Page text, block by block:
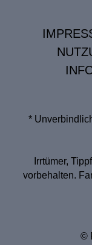
*
Irrtümer,
vorbehalten.
©